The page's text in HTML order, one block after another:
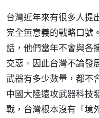
台灣近年來有很多人提
完全無意義的戰略口號
話，他們當年不會與各
交惡。因此台灣不論發
武器有多少數量，都不
中國大陸遠攻武器科技
戰，台灣根本沒有「境